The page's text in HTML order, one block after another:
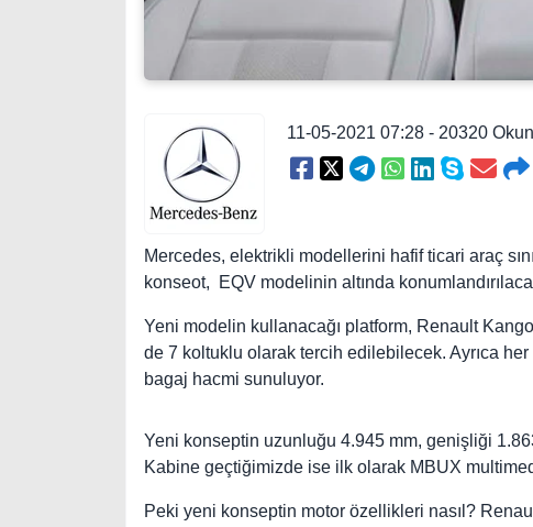
11-05-2021 07:28 - 20320
Mercedes, elektrikli modellerini hafif ticari araç
konseot, EQV modelinin altında
Yeni modelin kullanacağı platform, Renault
de 7 koltuklu olarak tercih edilebilecek. Ayrıca
bagaj hacmi sunuluyor.
Yeni konseptin uzunluğu 4.945 mm, genişliği
Kabine geçtiğimizde ise ilk olarak MBUX
Peki yeni konseptin motor özellikleri nasıl?